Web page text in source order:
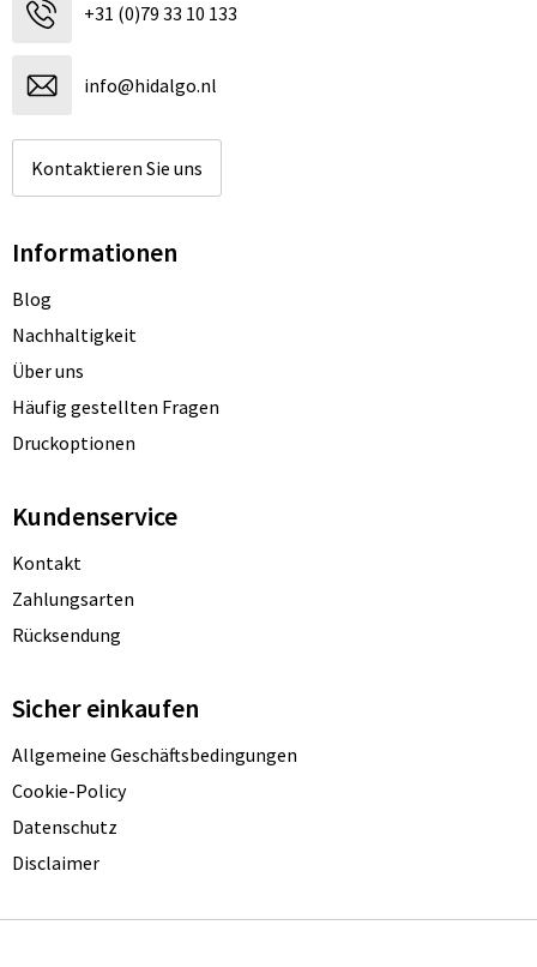
+31 (0)79 33 10 133
info@hidalgo.nl
Kontaktieren Sie uns
Informationen
Blog
Nachhaltigkeit
Über uns
Häufig gestellten Fragen
Druckoptionen
Kundenservice
Kontakt
Zahlungsarten
Rücksendung
Sicher einkaufen
Allgemeine Geschäftsbedingungen
Cookie-Policy
Datenschutz
Disclaimer